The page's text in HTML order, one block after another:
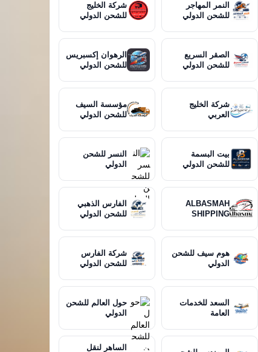
النمر المهاجر
للشحن الدولي
شركة الخليج
للشحن الدولي
الصقر السريع
للشحن الدولي
الرهوان إكسبريس
للشحن الدولي
شركة الخليج
العربي
مؤسسة السيف
للشحن الدولي
بيت البسمة
للشحن الدولي
النسر للشحن
الدولي
ALBASMAH
SHIPPING
الفارس الذهبي
للشحن الدولي
هوم سيف للشحن
الدولي
شركة الفارس
للشحن الدولي
السعد للخدمات
العامة
حول العالم للشحن
الدولي
الساهر لنقل